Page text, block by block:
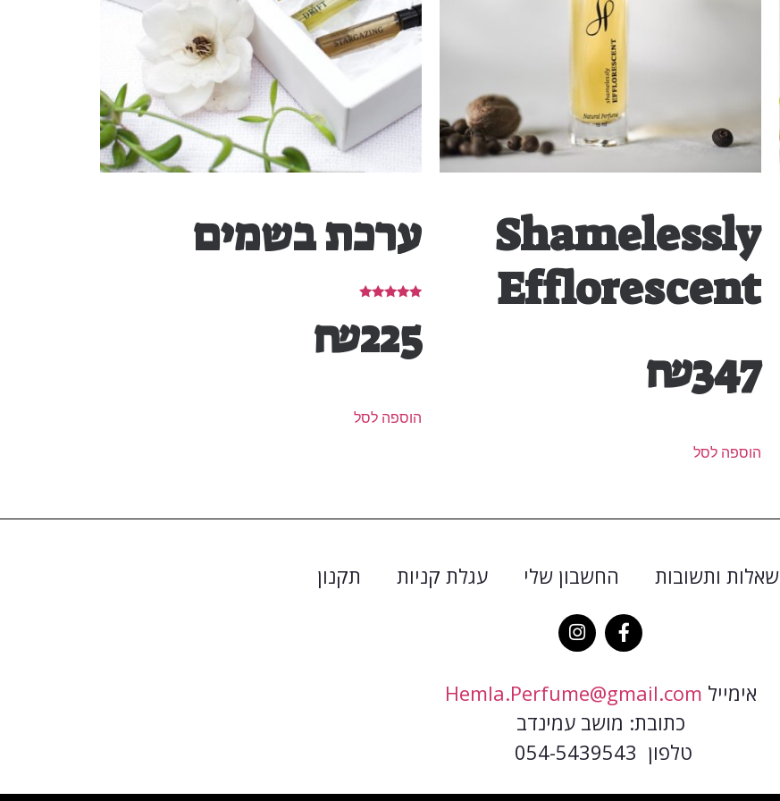
Shamelessly
Efflorescent
₪347
הוספה לסל
ערכת בשמים
5.00
מתוך 5
₪225
הוספה לסל
שאלות ותשובות החשבון שלי עגלת קניות תקנון
אימייל Hemla.Perfume@gmail.com
כתובת: מושב עמינדב
טלפון 054-5439543